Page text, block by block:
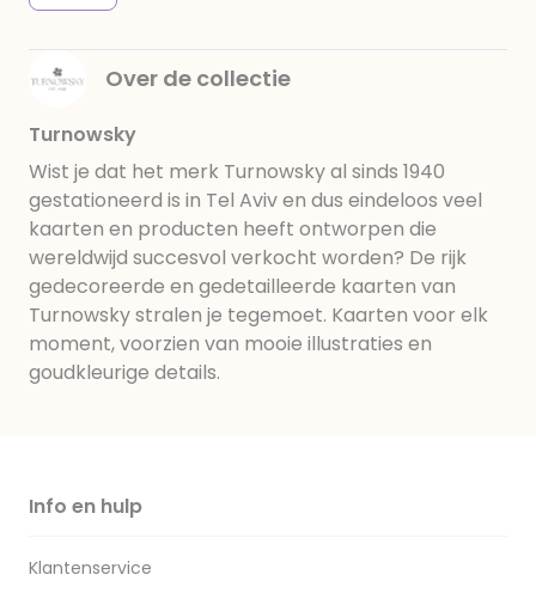
Over de collectie
Turnowsky
Wist je dat het merk Turnowsky al sinds 1940
gestationeerd is in Tel Aviv en dus eindeloos veel
kaarten en producten heeft ontworpen die
wereldwijd succesvol verkocht worden? De rijk
gedecoreerde en gedetailleerde kaarten van
Turnowsky stralen je tegemoet. Kaarten voor elk
moment, voorzien van mooie illustraties en
goudkleurige details.
Info en hulp
Klantenservice